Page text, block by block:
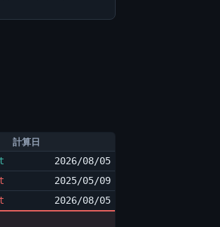
計算日
2026/08/05
2025/05/09
2026/08/05